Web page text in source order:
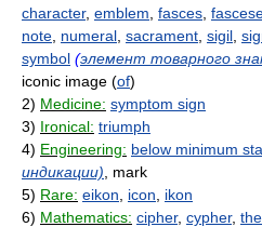
character, emblem fasces
note numeral sacrament sigil
symbol (элемент товарного
iconic image (of)
2) Medicine: symptom sign
3) Ironical: triumph
4) Engineering: below minimum
индикации) , mark
5) Rare: eikon icon
ikon
6) Mathematics: cipher, cypher,